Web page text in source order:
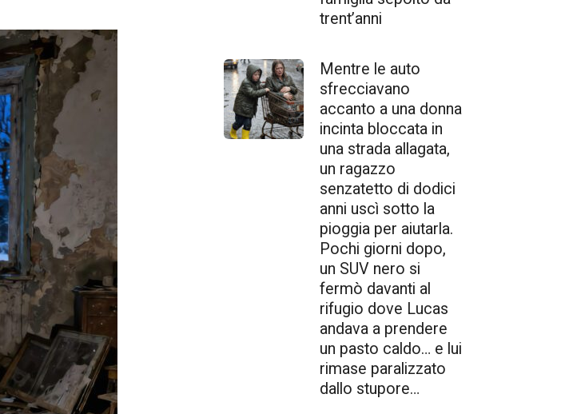
trent’anni
Mentre le auto
sfrecciavano
accanto a una donna
incinta bloccata in
una strada allagata,
un ragazzo
senzatetto di dodici
anni uscì sotto la
pioggia per aiutarla.
Pochi giorni dopo,
un SUV nero si
fermò davanti al
rifugio dove Lucas
andava a prendere
un pasto caldo… e lui
rimase paralizzato
dallo stupore…